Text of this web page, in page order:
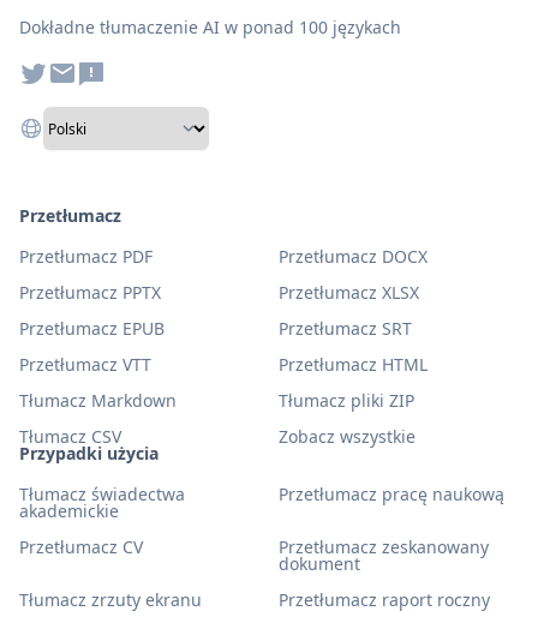
Dokładne tłumaczenie AI w ponad 100 językach
Przypadki użycia
Tłumacz świadectwa
akademickie
Przetłumacz pracę naukową
Przetłumacz CV Przetłumacz zeskanowany
dokument
Tłumacz zrzuty ekranu
Przetłumacz raport roczny
Przetłumacz
Przetłumacz PDF
Przetłumacz DOCX
Przetłumacz PPTX
Przetłumacz XLSX
Przetłumacz EPUB
Przetłumacz SRT
Przetłumacz VTT
Przetłumacz HTML
Tłumacz Markdown
Tłumacz pliki ZIP
Tłumacz CSV
Zobacz wszystkie